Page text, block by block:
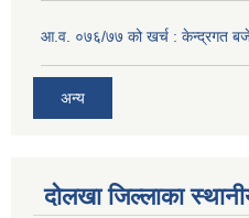
आ.व. ०७६/७७ को खर्च : केन्द्रगत
अन्य
दोलखा जिल्लाका